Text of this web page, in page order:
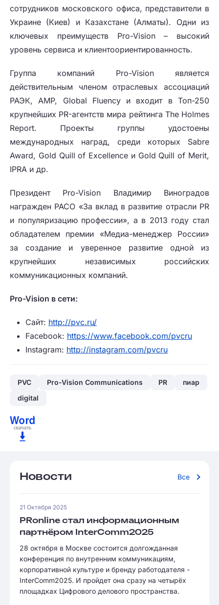
сотрудников московского офиса, представители в
Украине (Киев) и Казахстане (Алматы). Одни из
ключевых преимуществ Pro-Vision – высокий
уровень сервиса и клиентоориентированность.
Группа компаний Pro-Vision является
действительным членом отраслевых ассоциаций
РАЭК, АМР, Global Fluency и входит в Топ-250
крупнейших PR-агентств мира рейтинга The Holmes
Report. Проекты группы удостоены
международных наград, среди которых Sabre
Award, Gold Quill of Excellence и Gold Quill of Merit,
IPRA и др.
Президент Pro-Vision Владимир Виноградов
награжден РАСО «За вклад в развитие отрасли PR
и популяризацию профессии», а в 2013 году стал
обладателем премии «Медиа-менеджер России»
за создание и уверенное развитие одной из
крупнейших независимых российских
коммуникационных компаний.
Pro-Vision в сети:
Сайт: http://pvc.ru/
Facebook: https://www.facebook.com/pvcru
Instagram: http://instagram.com/pvcru
PVC Pro-Vision Communications PR
пиар
digital
Новости Все
21 Октября 2025
PRonline стал информационным
партнёром InterComm2025
28 октября в Москве состоится долгожданная
конференция по внутренним коммуникациям,
корпоративной культуре и бренду работодателя -
InterComm2025. И пройдет она сразу на четырёх
площадках Цифрового делового пространства.